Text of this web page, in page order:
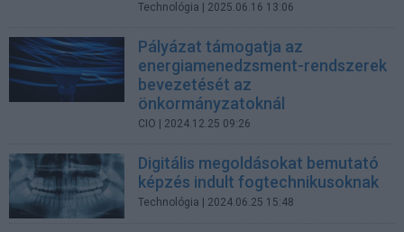
Technológia | 2025.06.16 13:06
Pályázat támogatja az
energiamenedzsment-rendszerek
bevezetését az
önkormányzatoknál
CIO | 2024.12.25 09:26
Digitális megoldásokat bemutató
képzés indult fogtechnikusoknak
Technológia | 2024.06.25 15:48